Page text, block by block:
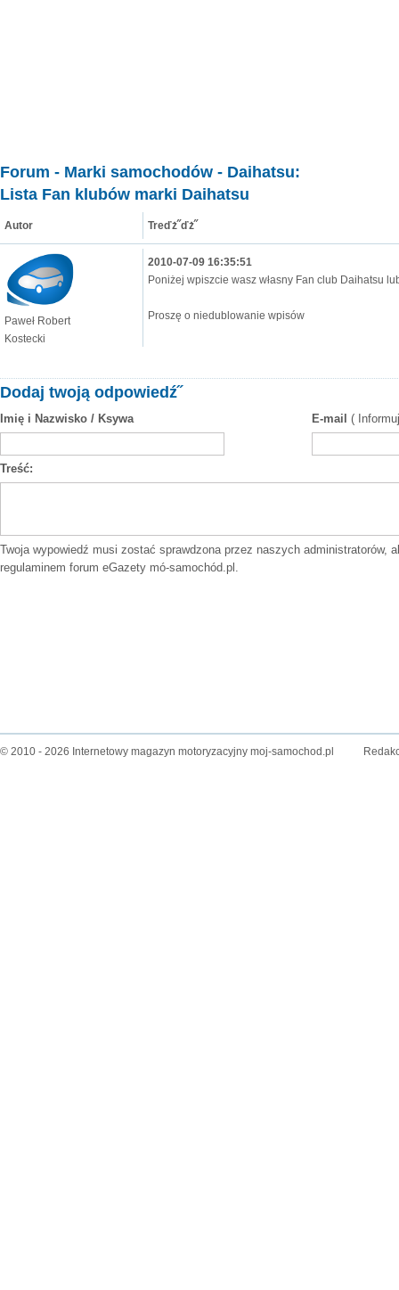
Forum - Marki samochodów - Daihatsu:
Lista Fan klubów marki Daihatsu
Autor Treďż˝ďż˝
Paweł Robert
Kostecki
2010-07-09 16:35:51
Poniżej wpiszcie wasz własny Fan club Daihatsu
Proszę o niedublowanie wpisów
Dodaj twoją odpowiedź˝
Imię i Nazwisko / Ksywa E-mail (
Treść:
Twoja wypowiedź musi zostać sprawdzona przez naszych administratorów,
regulaminem forum eGazety mó-samochód.pl.
© 2010 - 2026 Internetowy magazyn motoryzacyjny moj-samochod.pl